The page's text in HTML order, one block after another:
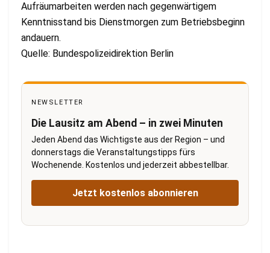
Aufräumarbeiten werden nach gegenwärtigem
Kenntnisstand bis Dienstmorgen zum Betriebsbeginn
andauern.
Quelle: Bundespolizeidirektion Berlin
NEWSLETTER
Die Lausitz am Abend – in zwei Minuten
Jeden Abend das Wichtigste aus der Region – und
donnerstags die Veranstaltungstipps fürs
Wochenende. Kostenlos und jederzeit abbestellbar.
Jetzt kostenlos abonnieren